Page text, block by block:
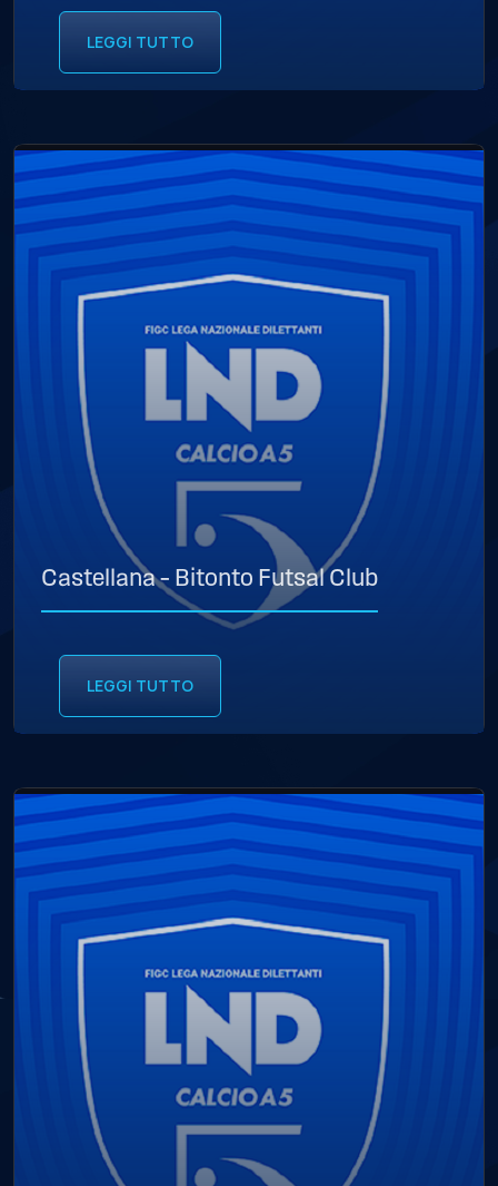
LEGGI TUTTO
Castellana – Bitonto Futsal Club
LEGGI TUTTO